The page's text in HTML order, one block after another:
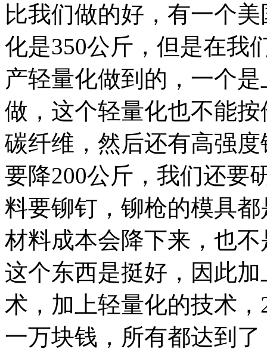
比我们做的好，有一个
化是350公斤，但是在我
产轻量化做到的，一个
做，这个轻量化也不能
碳纤维，然后还有高强
要降200公斤，我们还要
料要铆钉，铆枪的模具
材料成本会降下来，也
这个东西是挺好，因此
术，加上轻量化的技术
一万块钱，所有都达到